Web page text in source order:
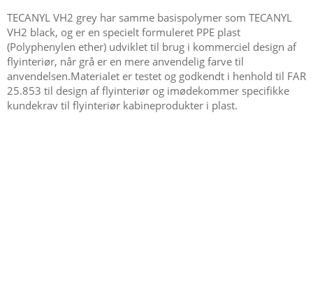
TECANYL VH2 grey har samme basispolymer som TECANYL
VH2 black, og er en specielt formuleret PPE plast
(Polyphenylen ether) udviklet til brug i kommerciel design af
flyinteriør, når grå er en mere anvendelig farve til
anvendelsen.Materialet er testet og godkendt i henhold til FAR
25.853 til design af flyinteriør og imødekommer specifikke
kundekrav til flyinteriør kabineprodukter i plast.